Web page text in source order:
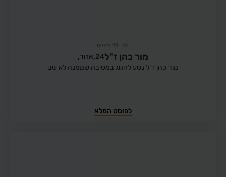
49 צפיות
מור כהן ז"ל24, אזור,
מור כהן ז"ל נסע לחגוג במסיבה שממנה לא שב
לפוסט המלא